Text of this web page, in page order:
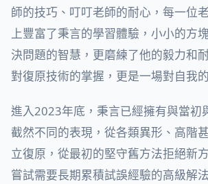
師的技巧、叮叮老師的耐心，每一位
上豐富了秉言的學習體驗，小小的方
決問題的智慧，更磨練了他的毅力和
對復原技術的掌握，更是一場對自我
進入2023年底，秉言已經擁有與當初
截然不同的表現，從各類異形、高階
立復原，從最初的堅守舊方法拒絕新
嘗試需要長期累積試誤經驗的高級解